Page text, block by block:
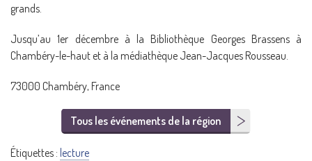
grands.
Jusqu’au 1er décembre à la Bibliothèque Georges Brassens à
Chambéry-le-haut et à la médiathèque Jean-Jacques Rousseau.
73000 Chambéry, France
Tous les événements de la région
Étiquettes : lecture